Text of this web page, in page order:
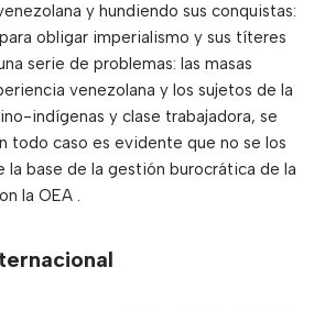
y hundiendo sus conquistas:
obligar imperialismo y sus títeres
serie de problemas: las masas
venezolana y los sujetos de la
indígenas y clase trabajadora, se
todo caso es evidente que no se los
la base de la gestión burocrática de la
la OEA .